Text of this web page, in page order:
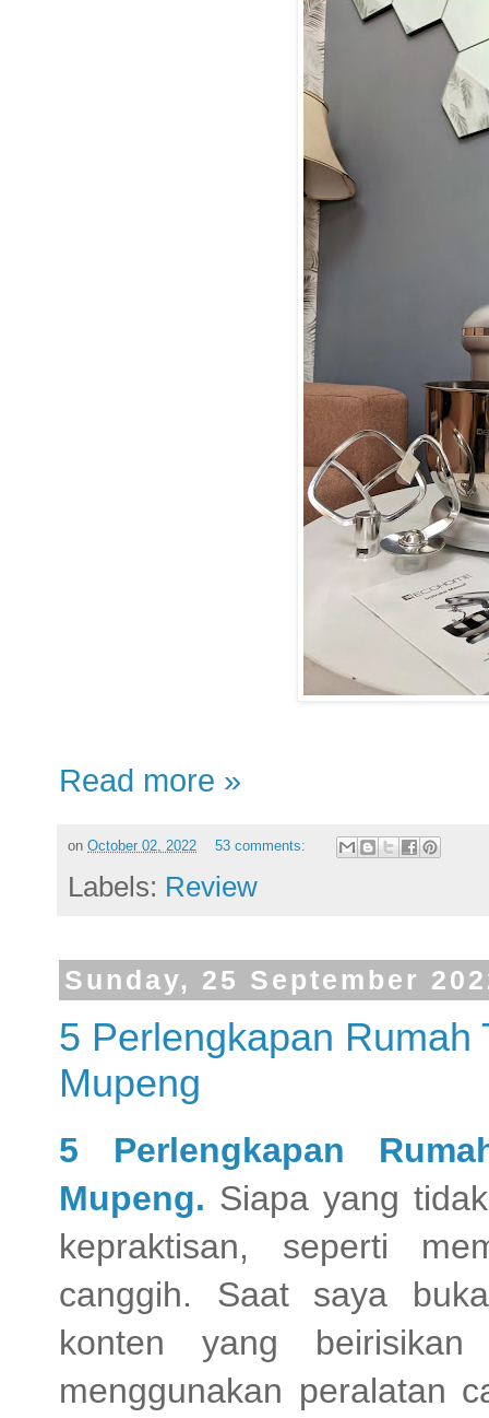
Read more »
on October 02, 2022 53 comments:
Labels: Review
Sunday, 25 September
5 Perlengkapan Rumah
Mupeng
5 Perlengkapan
Mupeng. Siapa yang
kepraktisan, seperti
canggih. Saat saya
konten yang
menggunakan peralatan